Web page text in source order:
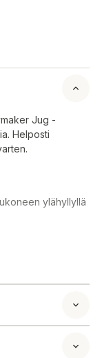
Jug -
Helposti
ylähyllyllä
Jug
Lättöppnat
hyllan i